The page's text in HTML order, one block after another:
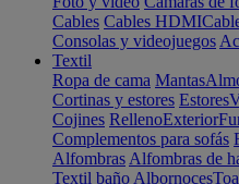
Cables Cables HDMI
Consolas y videojuegos
Textil
Ropa de cama Mantas
Cortinas y estores Estores
Cojines RellenoExterior
Complementos para sofás
Alfombras Alfombras de
Textil baño Albornoces